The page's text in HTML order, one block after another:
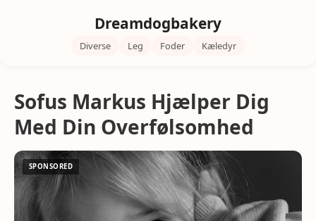
Dreamdogbakery
Diverse Leg Foder Kæledyr
Sofus Markus Hjælper Dig
Med Din Overfølsomhed